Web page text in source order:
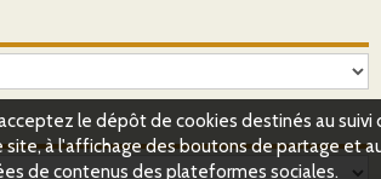
le dépôt de cookies destinés au suivi
site, à l'affichage des boutons de partage et
de contenus des plateformes sociales.